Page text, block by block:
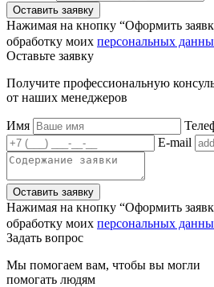
Оставить заявку
Нажимая на кнопку “Оформить
обработку моих персональных
Оставьте заявку
Получите профессиональную
от наших менеджеров
Имя
E-mail
Оставить заявку
Нажимая на кнопку “Оформить
обработку моих персональных
Задать вопрос
Мы помогаем вам, чтобы вы могли
помогать людям